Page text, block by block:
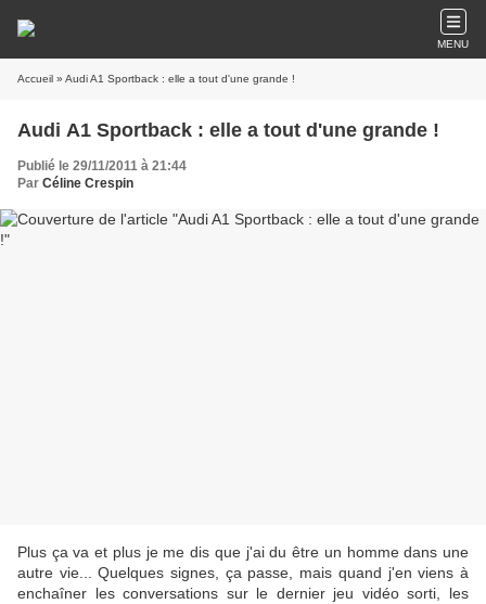
MENU
Accueil » Audi A1 Sportback : elle a tout d'une grande !
Audi A1 Sportback : elle a tout d'une grande !
Publié le 29/11/2011 à 21:44
Par Céline Crespin
Plus ça va et plus je me dis que j'ai du être un homme dans une
autre vie... Quelques signes, ça passe, mais quand j'en viens à
enchaîner les conversations sur le dernier jeu vidéo sorti, les